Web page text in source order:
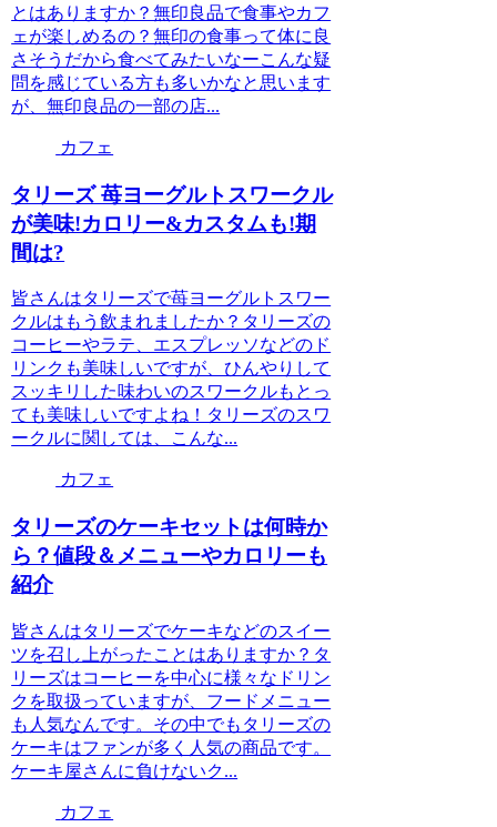
とはありますか？無印良品で食事やカフ
ェが楽しめるの？無印の食事って体に良
さそうだから食べてみたいなーこんな疑
問を感じている方も多いかなと思います
が、無印良品の一部の店...
カフェ
タリーズ 苺ヨーグルトスワークル
が美味!カロリー&カスタムも!期
間は?
皆さんはタリーズで苺ヨーグルトスワー
クルはもう飲まれましたか？タリーズの
コーヒーやラテ、エスプレッソなどのド
リンクも美味しいですが、ひんやりして
スッキリした味わいのスワークルもとっ
ても美味しいですよね！タリーズのスワ
ークルに関しては、こんな...
カフェ
タリーズのケーキセットは何時か
ら？値段＆メニューやカロリーも
紹介
皆さんはタリーズでケーキなどのスイー
ツを召し上がったことはありますか？タ
リーズはコーヒーを中心に様々なドリン
クを取扱っていますが、フードメニュー
も人気なんです。その中でもタリーズの
ケーキはファンが多く人気の商品です。
ケーキ屋さんに負けないク...
カフェ